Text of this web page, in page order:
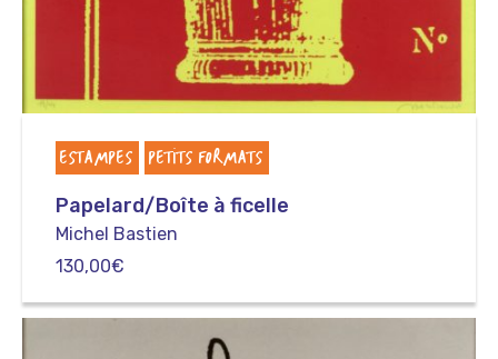
ESTAMPES PETITS FORMATS
Papelard/Boîte à ficelle
Michel Bastien
130,00€